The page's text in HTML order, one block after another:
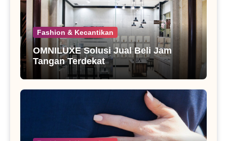
Fashion & Kecantikan
OMNILUXE Solusi Jual Beli Jam
Tangan Terdekat